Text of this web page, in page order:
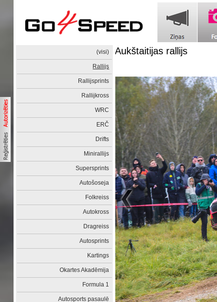
(visi)
Rallijs
Rallijsprints
Rallijkross
WRC
ERČ
Drifts
Minirallijs
Supersprints
Autošoseja
Folkreiss
Autokross
Dragreiss
Autosprints
Kartings
Okartes Akadēmija
Formula 1
Autosports pasaulē
Aukštaitijas rallijs